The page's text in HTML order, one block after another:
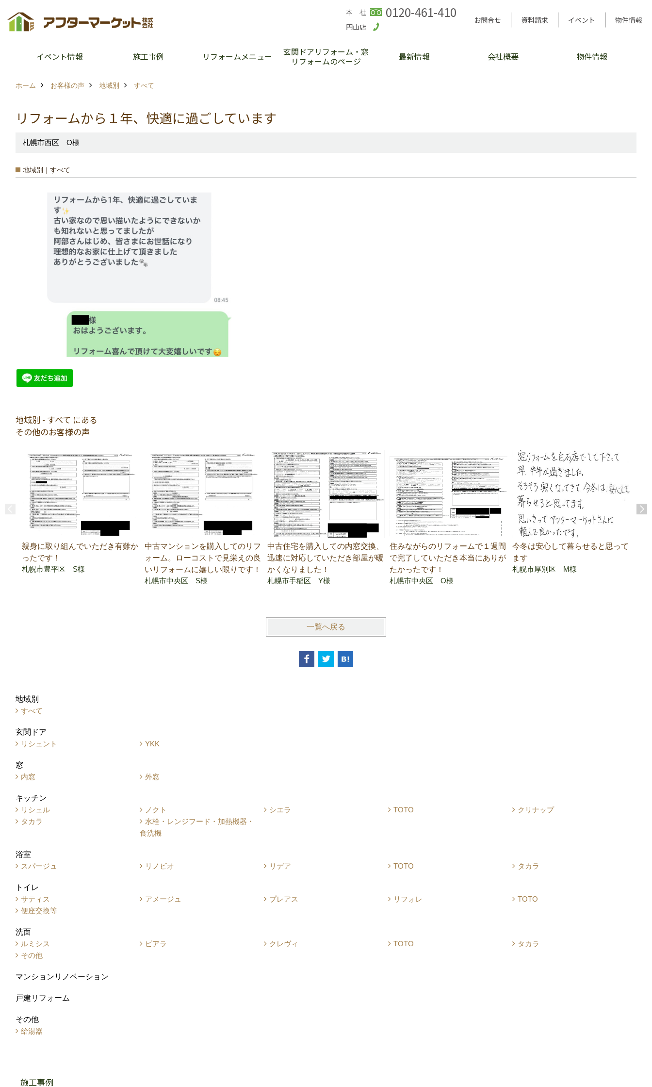
本 社 0120-461-410
円山店
お問合せ 資料請求 イベント 物件情報
イベント情報 施工事例 リフォームメニュー
玄関ドアリフォーム・窓
リフォームのページ
最新情報 会社概要 物件情報
ホーム お客様の声 地域別 すべて
リフォームから１年、快適に過ごしています
札幌市西区 O様
地域別｜すべて
地域別 - すべて にある
その他のお客様の声
親身に取り組んでいただき有難か
ったです！
札幌市豊平区 S様
中古マンションを購入してのリフ
ォーム。ローコストで見栄えの良
いリフォームに嬉しい限りです！
札幌市中央区 S様
中古住宅を購入しての内窓交換、
迅速に対応していただき部屋が暖
かくなりました！
札幌市手稲区 Y様
住みながらのリフォームで１週間
で完了していただき本当にありが
たかったです！
札幌市中央区 O様
今冬は安心して暮らせると思って
ます
札幌市厚別区 M様
一覧へ戻る
地域別
すべて
玄関ドア
リシェント
YKK
窓
内窓
外窓
キッチン
リシェル
ノクト シエラ TOTO
クリナップ
タカラ
水栓・レンジフード・加熱機器・
食洗機
浴室
スパージュ
リノビオ リデア TOTO タカラ
トイレ
サティス
アメージュ プレアス リフォレ
TOTO
便座交換等
洗面
ルミシス
ピアラ クレヴィ TOTO
タカラ
その他
マンションリノベーション
戸建リフォーム
その他
給湯器
施工事例